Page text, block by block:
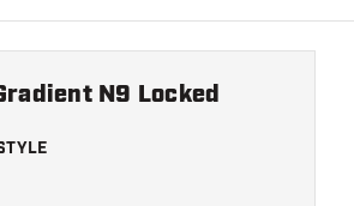
N9 Locked